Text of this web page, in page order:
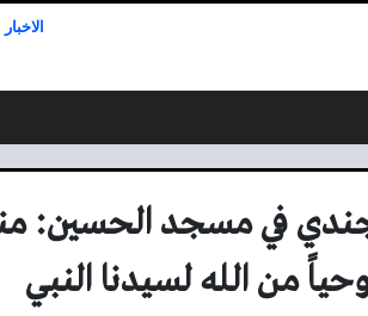
الاخبار
في مسجد الحسين:
من الله لسيدنا النبي